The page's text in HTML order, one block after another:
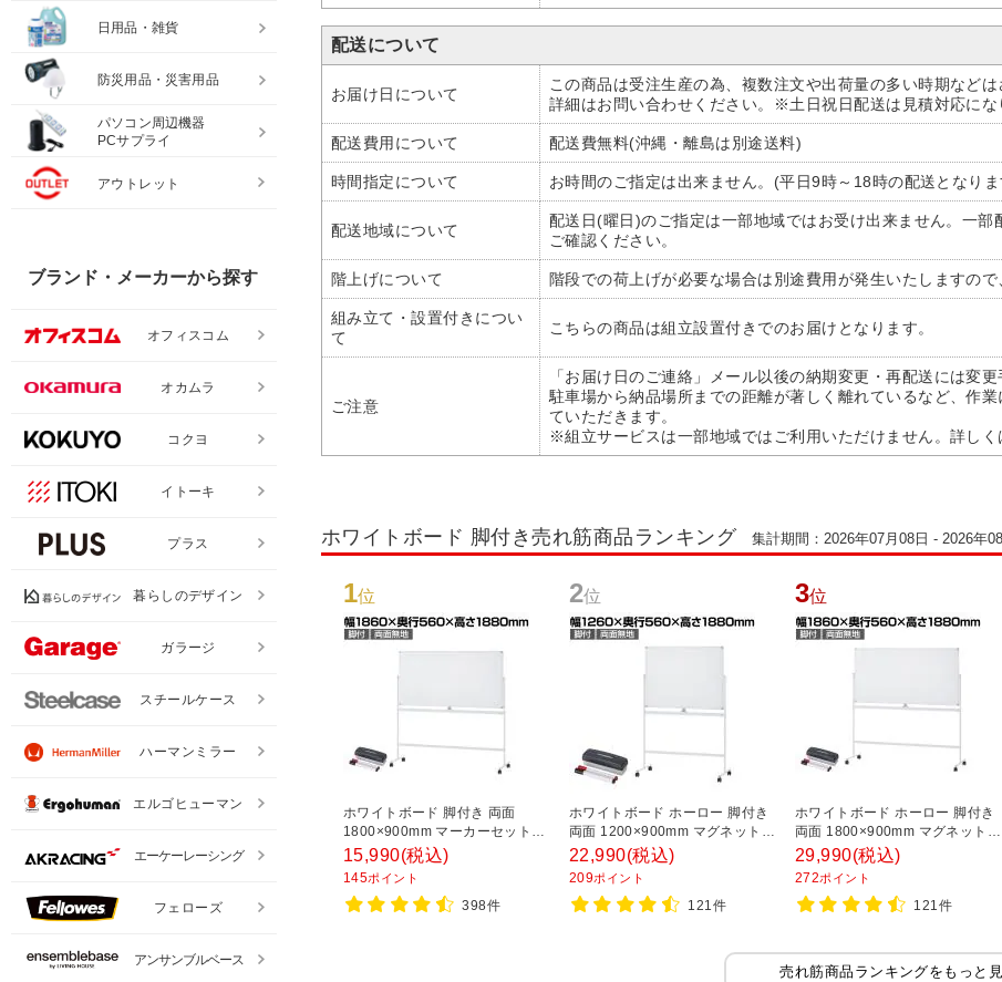
配送について
お届け日について
この商品は受注生産の為、複数注文や出荷量の多い時期など
詳細はお問い合わせください。※土日祝日配送は見積対応にな
配送費用について 配送費無料(沖縄・離島は別途送料)
時間指定について お時間のご指定は出来ません。(平日9時～18時の配送となり
配送地域について
配送日(曜日)のご指定は一部地域ではお受け出来ません。一
ご確認ください。
階上げについて 階段での荷上げが必要な場合は別途費用が発生いたしますので
組み立て・設置付きについ
て
こちらの商品は組立設置付きでのお届けとなります。
ご注意
「お届け日のご連絡」メール以後の納期変更・再配送には変
駐車場から納品場所までの距離が著しく離れているなど、作
ていただきます。
※組立サービスは一部地域ではご利用いただけません。詳しく
ホワイトボード 脚付き売れ筋商品ランキング 集計期間：2026年07月08日 - 2026年
1位
ホワイトボード 脚付き 両面
1800×900mm マーカーセット付
き マグネット対応 OC-
WB1890R2 白板
15,990(税込)
145ポイント
398件
2位
ホワイトボード ホーロー 脚付き
両面 1200×900mm マグネット対
応 OC-WBH1290R2 白板
22,990(税込)
209ポイント
121件
3位
ホワイトボード ホーロー 脚付き
両面 1800×900mm マグネット対
応 OC-WBH1890R2 白板
29,990(税込)
272ポイント
121件
売れ筋商品ランキングをもっと
日用品・雑貨
防災用品・災害用品
パソコン周辺機器
PCサプライ
アウトレット
ブランド・メーカーから探す
オフィスコム
オカムラ
コクヨ
イトーキ
プラス
暮らしのデザイン
ガラージ
スチールケース
ハーマンミラー
エルゴヒューマン
エーケーレーシング
フェローズ
アンサンブルベース